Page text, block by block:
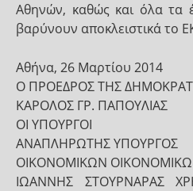
Αθηνών, καθώς και όλα τα
βαρύνουν αποκλειστικά το
Αθήνα, 26 Μαρτίου 2014
Ο ΠΡΟΕΔΡΟΣ ΤΗΣ
ΚΑΡΟΛΟΣ ΓΡ. ΠΑΠΟΥΛΙΑΣ
ΟI ΥΠΟΥΡΓΟI
ΑΝΑΠΛΗΡΩΤΗΣ ΥΠΟΥΡΓΟΣ
ΟΙΚΟΝΟΜΙΚΩΝ
ΙΩΑΝΝΗΣ ΣΤΟΥΡΝΑΡΑΣ